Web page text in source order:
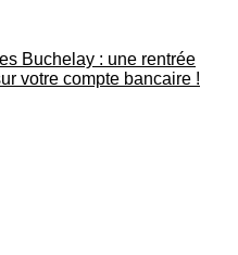
Buchelay : une rentrée
votre compte bancaire !